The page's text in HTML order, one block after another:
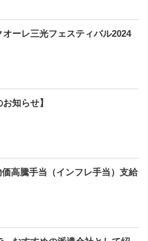
オーレ三光フェスティバル2024
お知らせ】
価高騰手当（インフレ手当）支給